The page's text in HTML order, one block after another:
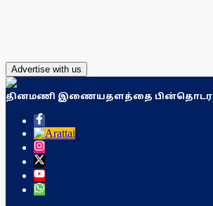
Advertise with us
தினமணி இணையதளத்தை பின்தொடர